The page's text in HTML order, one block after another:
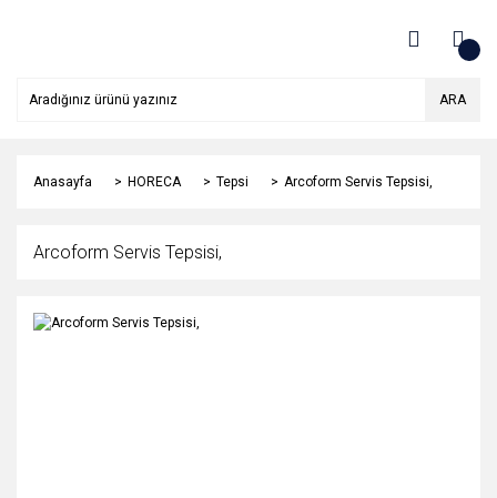
ARA
Anasayfa HORECA Tepsi Arcoform Servis Tepsisi,
Arcoform Servis Tepsisi,